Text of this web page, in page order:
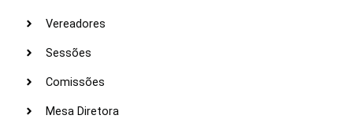
Vereadores
Sessões
Comissões
Mesa Diretora